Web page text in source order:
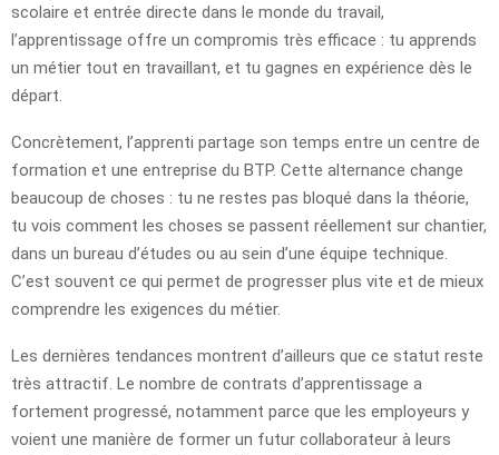
scolaire et entrée directe dans le monde du travail,
l’apprentissage offre un compromis très efficace : tu apprends
un métier tout en travaillant, et tu gagnes en expérience dès le
départ.
Concrètement, l’apprenti partage son temps entre un centre de
formation et une entreprise du BTP. Cette alternance change
beaucoup de choses : tu ne restes pas bloqué dans la théorie,
tu vois comment les choses se passent réellement sur chantier,
dans un bureau d’études ou au sein d’une équipe technique.
C’est souvent ce qui permet de progresser plus vite et de mieux
comprendre les exigences du métier.
Les dernières tendances montrent d’ailleurs que ce statut reste
très attractif. Le nombre de contrats d’apprentissage a
fortement progressé, notamment parce que les employeurs y
voient une manière de former un futur collaborateur à leurs